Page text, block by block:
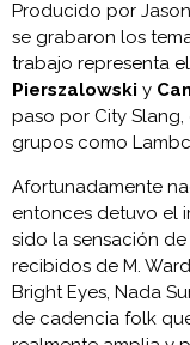
Producido por
se grabaron los
trabajo representa
Pierszalowski y
paso por City
grupos como
Afortunadamente
entonces detuvo el
sido la sensación
recibidos de M.
Bright Eyes, Nada
de cadencia folk